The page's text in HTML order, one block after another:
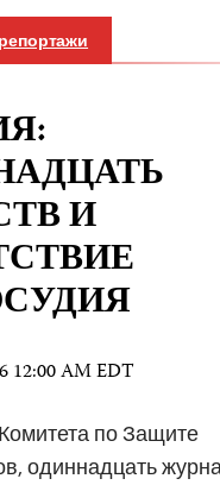
И
12:00 AM EDT
по Защите
одиннадцать